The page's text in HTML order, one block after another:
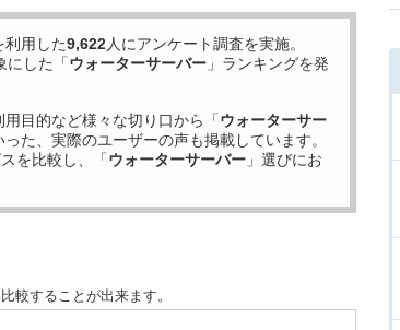
用した9,622人にアンケート調査を実施。
にした「ウォーターサーバー 」ランキングを発
目的など様々な切り口から「ウォーターサー
た、実際のユーザーの声も掲載しています。
を比較し、「ウォーターサーバー 」選びにお
較することが出来ます。